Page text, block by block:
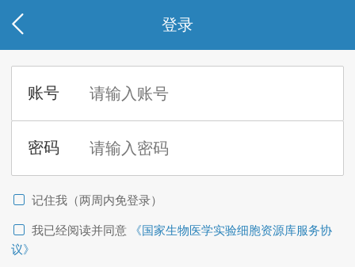
登录
记住我（两周内免登录）
我已经阅读并同意
《国家生物医学实验细胞资源库服务协
议》